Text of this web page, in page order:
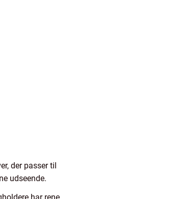
der passer til
udseende.